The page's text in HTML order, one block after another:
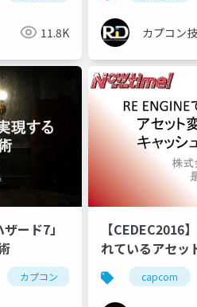
11.8K カプコン
ゲーム開発 cedec2017
ード7」
カプコン カプコン技研
【CEDEC2016
れているアセッ
ッシュ共有につ
capcom